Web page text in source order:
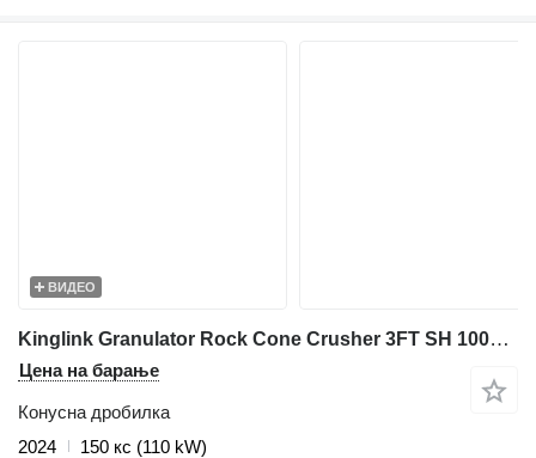
ВИДЕО
Kinglink Granulator Rock Cone Crusher 3FT SH 100TPH | Asphalt Plant
Цена на барање
Конусна дробилка
2024
150 кс (110 kW)